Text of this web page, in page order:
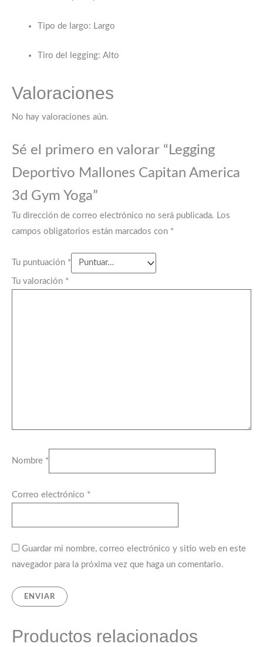
Tipo de largo: Largo
Tiro del legging: Alto
Valoraciones
No hay valoraciones aún.
Sé el primero en valorar “Legging
Deportivo Mallones Capitan America
3d Gym Yoga”
Tu dirección de correo electrónico no será publicada. Los
campos obligatorios están marcados con *
Tu puntuación *
Tu valoración *
Nombre *
Correo electrónico *
Guardar mi nombre, correo electrónico y sitio web en este
navegador para la próxima vez que haga un comentario.
Productos relacionados